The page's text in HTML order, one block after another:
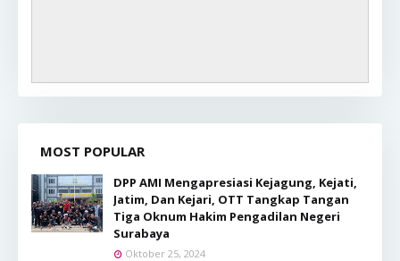
MOST POPULAR
DPP AMI Mengapresiasi Kejagung, Kejati,
Jatim, Dan Kejari, OTT Tangkap Tangan
Tiga Oknum Hakim Pengadilan Negeri
Surabaya
Oktober 25, 2024